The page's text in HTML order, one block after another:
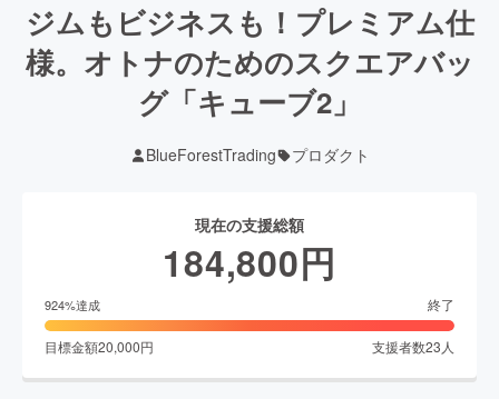
ジムもビジネスも！プレミアム仕
様。オトナのためのスクエアバッ
グ「キューブ2」
BlueForestTrading プロダクト
現在の支援総額
184,800円
924%達成 終了
目標金額20,000円 支援者数23 人